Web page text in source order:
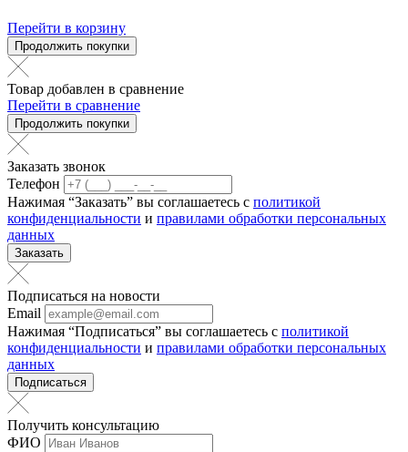
Перейти в корзину
Продолжить покупки
Товар добавлен в сравнение
Перейти в сравнение
Продолжить покупки
Заказать звонок
Телефон
Нажимая “Заказать” вы соглашаетесь с политикой
конфиденциальности и правилами обработки персональных
данных
Заказать
Подписаться на новости
Email
Нажимая “Подписаться” вы соглашаетесь с политикой
конфиденциальности и правилами обработки персональных
данных
Подписаться
Получить консультацию
ФИО